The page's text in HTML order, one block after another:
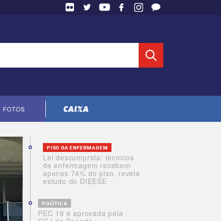
FOTOS Cópia do contrato CNTS-CEF-2023
Lei descumprida: técnicos
de enfermagem recebem
apenas 74% do piso, revela
estudo do DIEESE
PISO DA ENFERMAGEM
PEC 19 é aprovada pela
POLÍTICA